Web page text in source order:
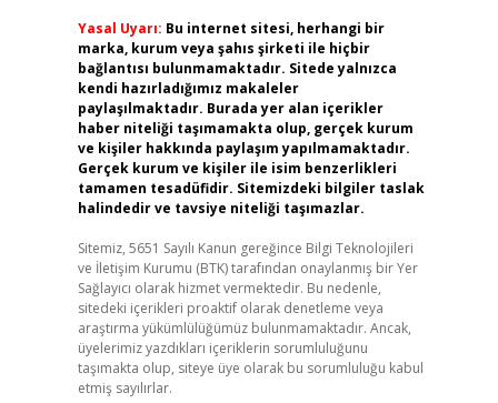
Yasal Uyarı: Bu internet sitesi, herhangi bir
marka, kurum veya şahıs şirketi ile hiçbir
bağlantısı bulunmamaktadır. Sitede yalnızca
kendi hazırladığımız makaleler
paylaşılmaktadır. Burada yer alan içerikler
haber niteliği taşımamakta olup, gerçek kurum
ve kişiler hakkında paylaşım yapılmamaktadır.
Gerçek kurum ve kişiler ile isim benzerlikleri
tamamen tesadüfidir. Sitemizdeki bilgiler taslak
halindedir ve tavsiye niteliği taşımazlar.
Sitemiz, 5651 Sayılı Kanun gereğince Bilgi Teknolojileri
ve İletişim Kurumu (BTK) tarafından onaylanmış bir Yer
Sağlayıcı olarak hizmet vermektedir. Bu nedenle,
sitedeki içerikleri proaktif olarak denetleme veya
araştırma yükümlülüğümüz bulunmamaktadır. Ancak,
üyelerimiz yazdıkları içeriklerin sorumluluğunu
taşımakta olup, siteye üye olarak bu sorumluluğu kabul
etmiş sayılırlar.